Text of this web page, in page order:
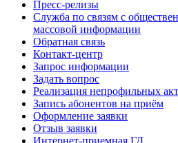
Пресс-релизы
Служба по связям с
массовой информации
Обратная связь
Контакт-центр
Запрос информации
Задать вопрос
Реализация непрофильных
Запись абонентов на приём
Оформление заявки
Отзыв заявки
Интернет-приемная ГД